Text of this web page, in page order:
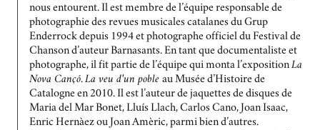
nous entourent. Il est membre de l’équipe responsable de
photographie des revues musicales catalanes du Grup
Enderrock depuis 1994 et photographe officiel du Festival de
Chanson d’auteur Barnasants. En tant que documentaliste et
photographe, il fit partie de l’équipe qui monta l’expositionLa
Nova Cançó. La veu d'un poble au Musée d’Histoire de
Catalogne en 2010. Il est l’auteur de jaquettes de disques de
Maria del Mar Bonet, Lluís Llach, Carlos Cano, Joan Isaac,
Enric Hernàez ou Joan Amèric, parmi bien d’autres.